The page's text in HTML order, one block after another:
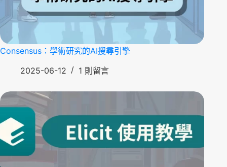
Consensus：學術研究的AI搜尋引擎
2025-06-12
1 則留言